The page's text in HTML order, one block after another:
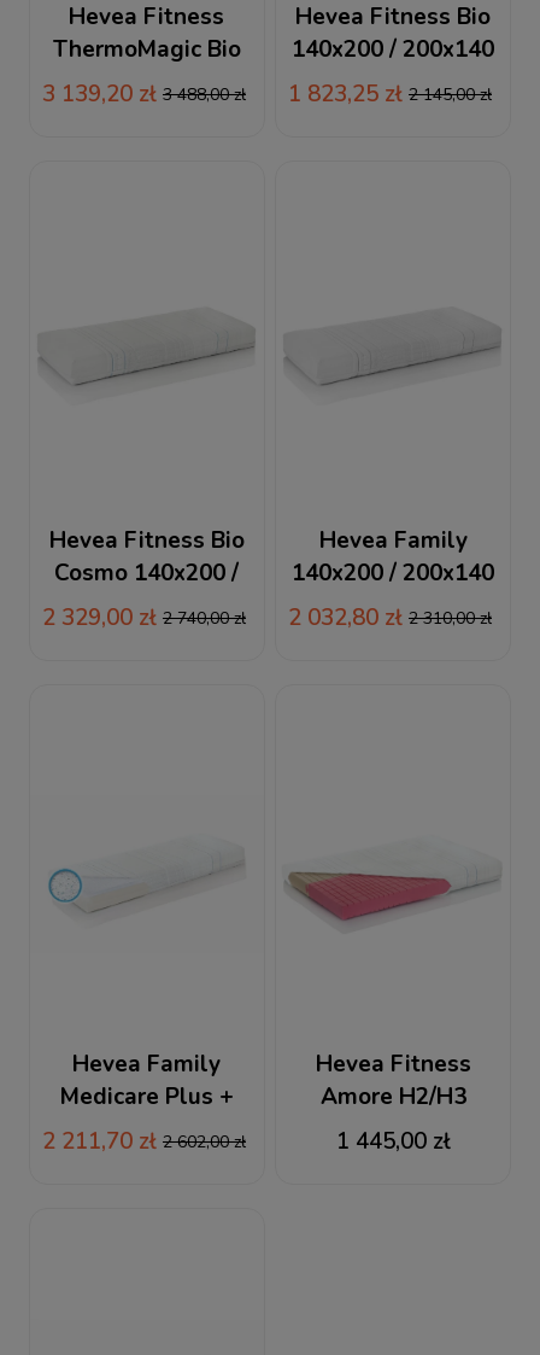
Hevea Fitness
ThermoMagic Bio
140x200 / 200x140
materac piankowo-
3 139,20 zł 3 488,00 zł
Hevea Fitness Bio
140x200 / 200x140
materac piankowy
1 823,25 zł 2 145,00 zł
Hevea Fitness Bio
Cosmo 140x200 /
200x140 materac
2 329,00 zł 2 740,00 zł
Hevea Family
140x200 / 200x140
materac lateksowy
2 032,80 zł 2 310,00 zł
Hevea Family
Medicare Plus +
140x200 / 200x140
2 211,70 zł 2 602,00 zł
Hevea Fitness
Amore H2/H3
140x200 / 200x140
1 445,00 zł